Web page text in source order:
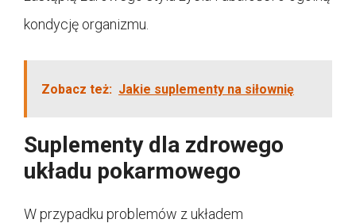
kondycję organizmu.
Zobacz też: Jakie suplementy na siłownię
Suplementy dla zdrowego
układu pokarmowego
W przypadku problemów z układem